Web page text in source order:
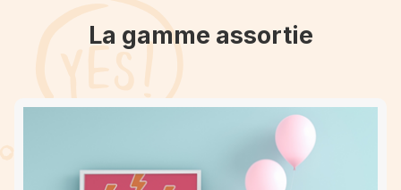
La gamme assortie